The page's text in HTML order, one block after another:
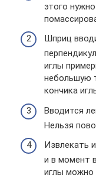
этого
Шприц
иглы
небольшую
кончика
Вводится
Нельзя
Извлекать
и в момент
иглы можно